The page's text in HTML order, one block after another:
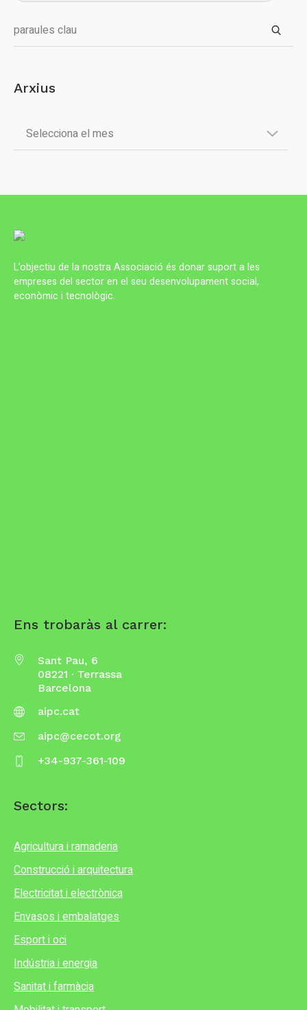
Arxius
L’objectiu de la nostra Associació és donar suport a les
empreses del sector en el seu desenvolupament social,
econòmic i tecnològic.
Ens trobaràs al carrer:
Sant Pau, 6
08221 · Terrassa
Barcelona
aipc.cat
aipc@cecot.org
+34-937-361-109
Sectors:
Agricultura i ramaderia
Construcció i arquitectura
Electricitat i electrònica
Envasos i embalatges
Esport i oci
Indústria i energia
Sanitat i farmàcia